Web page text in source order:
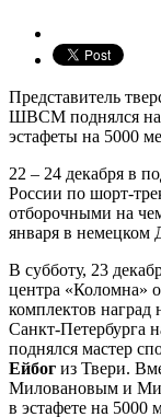
Представитель
ШВСМ поднялся на
эстафеты на 5000
22 – 24 декабря в
России по шорт-
отборочными на
января в немецком
В субботу, 23
центра «Коломна»
комплектов наград
Санкт-Петербурга
поднялся мастер
Ейбог из Твери.
Миловановым и
в эстафете на 5000